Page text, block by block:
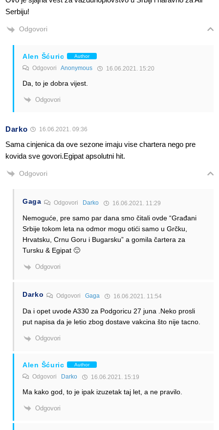
Serbiju!
Odgovori
Alen Šćuric Author
Odgovori Anonymous 16.06.2021. 15:20
Da, to je dobra vijest.
Odgovori
Darko 16.06.2021. 09:36
Sama cinjenica da ove sezone imaju vise chartera nego pre
kovida sve govori.Egipat apsolutni hit.
Odgovori
Gaga Odgovori Darko 16.06.2021. 11:29
Nemoguće, pre samo par dana smo čitali ovde “Građani
Srbije tokom leta na odmor mogu otići samo u Grčku,
Hrvatsku, Crnu Goru i Bugarsku” a gomila čartera za
Tursku & Egipat 🙂
Odgovori
Darko Odgovori Gaga 16.06.2021. 11:54
Da i opet uvode A330 za Podgoricu 27 juna .Neko prosli
put napisa da je letio zbog dostave vakcina što nije tacno.
Odgovori
Alen Šćuric Author
Odgovori Darko 16.06.2021. 15:19
Ma kako god, to je ipak izuzetak taj let, a ne pravilo.
Odgovori